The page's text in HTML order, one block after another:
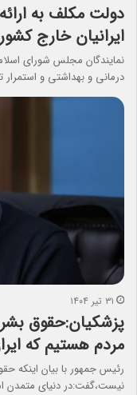
دولت مکلف به
ایرانیان خارج
نمایندگان مجلس شورای
درمانی و بهداشتی و استمرار
۳۱ تیر ۱۴۰۴
پزشکیان:حقوق
مردم هستیم که
رئیس جمهور با بیان اینکه
نیست،گفت:در دنیای متمدن